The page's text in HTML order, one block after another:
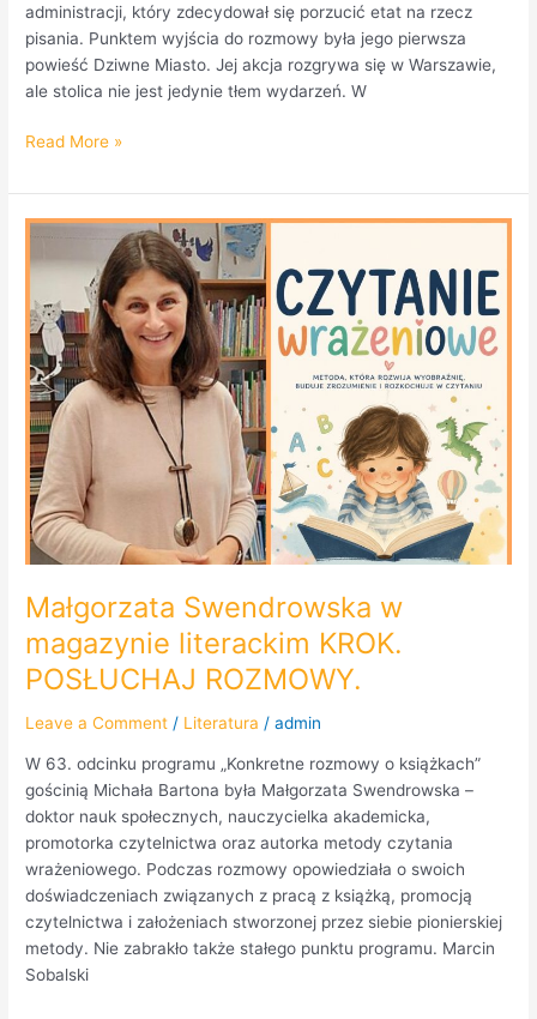
administracji, który zdecydował się porzucić etat na rzecz
pisania. Punktem wyjścia do rozmowy była jego pierwsza
powieść Dziwne Miasto. Jej akcja rozgrywa się w Warszawie,
ale stolica nie jest jedynie tłem wydarzeń. W
Read More »
Małgorzata Swendrowska w
magazynie literackim KROK.
POSŁUCHAJ ROZMOWY.
Leave a Comment / Literatura /admin
W 63. odcinku programu „Konkretne rozmowy o książkach”
gościnią Michała Bartona była Małgorzata Swendrowska –
doktor nauk społecznych, nauczycielka akademicka,
promotorka czytelnictwa oraz autorka metody czytania
wrażeniowego. Podczas rozmowy opowiedziała o swoich
doświadczeniach związanych z pracą z książką, promocją
czytelnictwa i założeniach stworzonej przez siebie pionierskiej
metody. Nie zabrakło także stałego punktu programu. Marcin
Sobalski
Małgorzata
Swendrowska
magazynie
literackim
KROK.
POSŁUCHAJ
ROZMOWY.